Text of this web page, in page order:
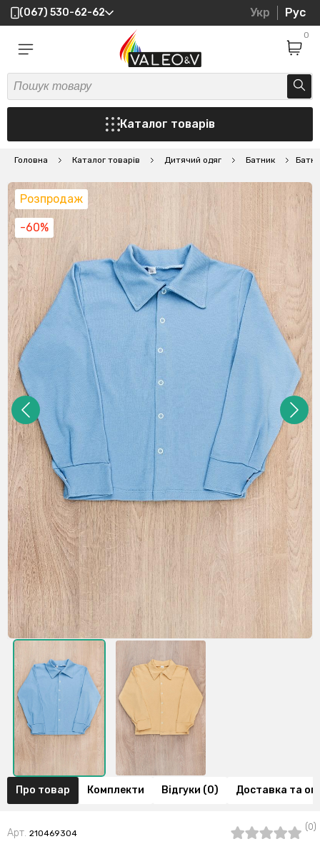
(067) 530-62-62 Укр Рус
0
Каталог товарів
Головна Каталог товарів Дитячий одяг Батник
Розпродаж
-60%
Про товар Комплекти Відгуки (0) Доставка та
Арт. 210469304
(0)